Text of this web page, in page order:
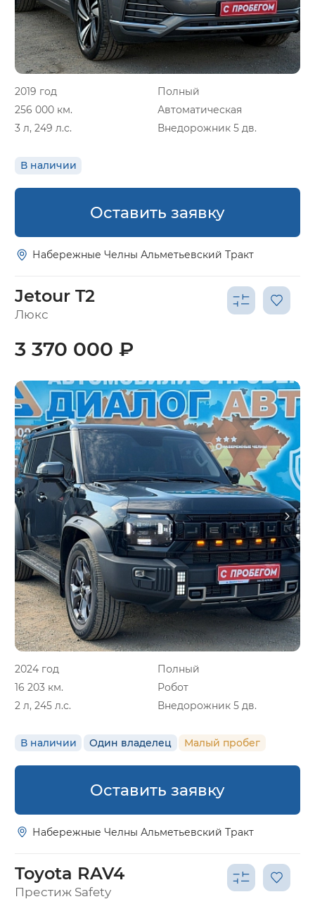
2019 год
Полный
256 000 км.
Автоматическая
3 л, 249 л.с.
Внедорожник 5 дв.
В наличии
Оставить заявку
Набережные Челны Альметьевский Тракт
Jetour T2
Люкс
2024 год
Полный
16 203 км.
Робот
2 л, 245 л.с.
Внедорожник 5 дв.
В наличии Один владелец Малый пробег
3 370 000 ₽
Оставить заявку
Набережные Челны Альметьевский Тракт
Toyota RAV4
Престиж Safety